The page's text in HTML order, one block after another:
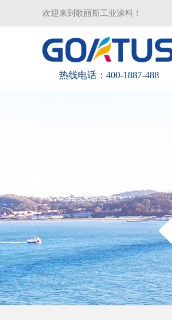
欢迎来到歌丽斯工业涂料！
热线电话：400-1887-488